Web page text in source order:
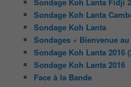
Sondage Koh Lanta Fidji
Sondage Koh Lanta
Sondage Koh Lanta
Sondages « Bienvenue
Sondage Koh Lanta 2016
Sondage Koh Lanta 2016
Face à la Bande